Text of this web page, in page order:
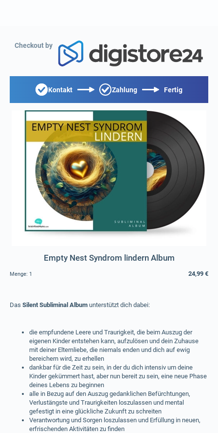
Checkout by
Kontakt Zahlung Fertig
Empty Nest Syndrom lindern Album
Menge: 1 24,99 €
Das Silent Subliminal Album unterstützt dich dabei:
die empfundene Leere und Traurigkeit, die beim Auszug der
eigenen Kinder entstehen kann, aufzulösen und dein Zuhause
mit deiner Elternliebe, die niemals enden und dich auf ewig
bereichern wird, zu erhellen
dankbar für die Zeit zu sein, in der du dich intensiv um deine
Kinder gekümmert hast, aber nun bereit zu sein, eine neue Phase
deines Lebens zu beginnen
alle in Bezug auf den Auszug gedanklichen Befürchtungen,
Verlustängste und Traurigkeiten loszulassen und mental
gefestigt in eine glückliche Zukunft zu schreiten
Verantwortung und Sorgen loszulassen und Erfüllung in neuen,
erfrischenden Aktivitäten zu finden